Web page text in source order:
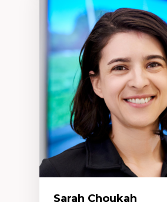
Expertises
Théories du développement
Économie politique comparée
Élites économiques
Sociologie économique
Extractivisme
Classes sociales
Mouvements sociaux
Théories de l’État
Sarah Choukah